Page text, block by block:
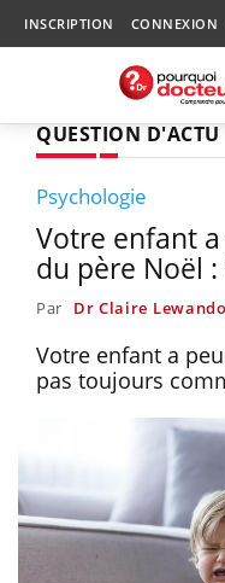
INSCRIPTION CONNEXION
QUESTION D'ACTU
Psychologie
Votre enfant
du père Noël
Par Dr Claire
Votre enfant a
pas toujours